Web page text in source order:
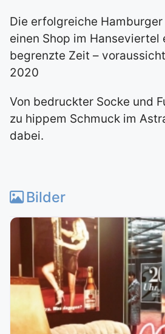
Die erfolgreiche
einen Shop im Hanseviertel
begrenzte Zeit –
2020
Von bedruckter Socke und
zu hippem Schmuck im
dabei.
Bilder